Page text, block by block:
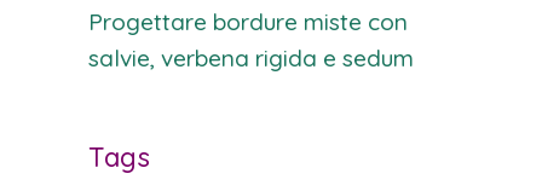
Progettare bordure miste con
salvie, verbena rigida e sedum
Tags